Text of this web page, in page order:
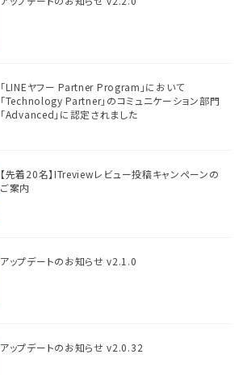
「LINEヤフー Partner Program」において
「Technology Partner」のコミュニケーション部門
「Advanced」に認定されました
【先着20名】ITreviewレビュー投稿キャンペーンの
ご案内
アップデートのお知らせ v2.1.0
アップデートのお知らせ v2.0.32